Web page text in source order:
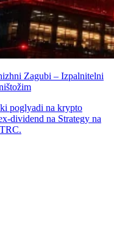
Zagubi – Izpalnitelni
poglyadi na krypto
dividend na Strategy na